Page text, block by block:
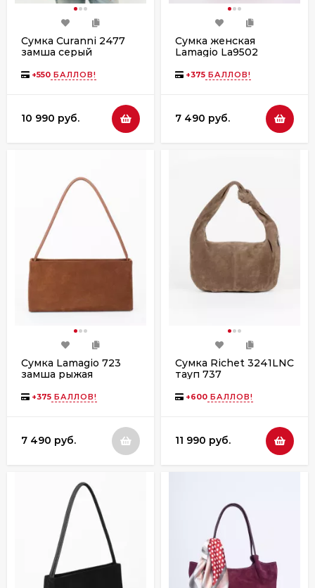
Сумка Curanni 2477
замша серый
+550 БАЛЛОВ!
10 990 руб.
Сумка женская
Lamagio La9502
+375 БАЛЛОВ!
7 490 руб.
Сумка Lamagio 723
замша рыжая
+375 БАЛЛОВ!
7 490 руб.
Сумка Richet 3241LNC
тауп 737
+600 БАЛЛОВ!
11 990 руб.